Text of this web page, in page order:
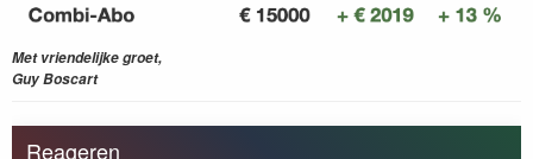
Met vriendelijke groet,
Guy Boscart
Reageren